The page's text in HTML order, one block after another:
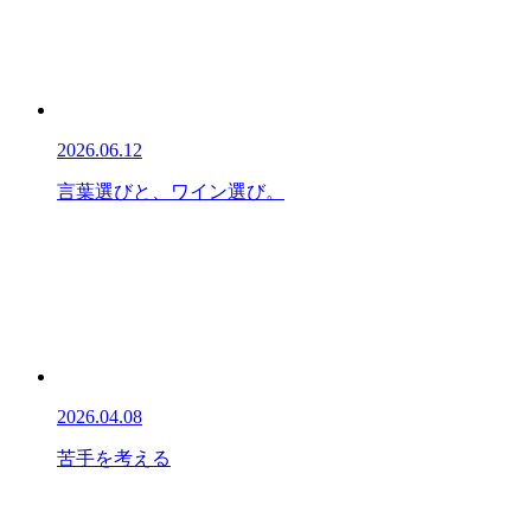
2026.06.12
言葉選びと、ワイン選び。
2026.04.08
苦手を考える